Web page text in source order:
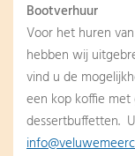
Bootverhuur
Voor het huren
hebben wij
vind u de
een kop koffie
dessertbuffetten.